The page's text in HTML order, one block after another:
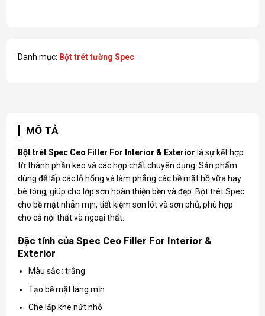
Danh mục: Bột trét tường Spec
MÔ TẢ
Bột trét SpecCeo Filler For Interior & Exterior là sự kết hợp
từ thành phần keo và các hợp chất chuyên dụng. Sản phẩm
dùng để lấp các lỗ hổng và làm phẳng các bề mặt hồ vữa hay
bê tông, giúp cho lớp sơn hoàn thiện bền và đẹp. Bột trét Spec
cho bề mặt nhẵn mịn, tiết kiệm sơn lót và sơn phủ, phù hợp
cho cả nội thất và ngoại thất.
Đặc tính của Spec Ceo Filler For Interior &
Exterior
Màu sắc : trắng
Tạo bề mặt láng mịn
Che lấp khe nứt nhỏ